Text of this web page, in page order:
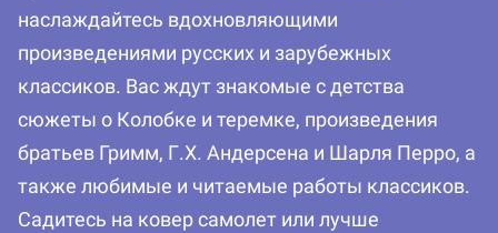
наслаждайтесь вдохновляющими
произведениями русских и зарубежных
классиков. Вас ждут знакомые с детства
сюжеты о Колобке и теремке, произведения
братьев Гримм, Г.Х. Андерсена и Шарля Перро, а
также любимые и читаемые работы классиков.
Садитесь на ковер самолет или лучше